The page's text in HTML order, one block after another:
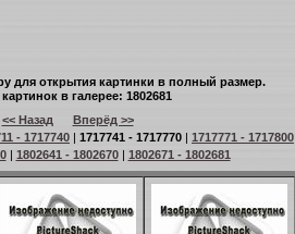
для открытия картинки в полный размер.
в галерее: 1802681
<< Назад
Вперёд >>
- 1717740 | 1717741 - 1717770 | 1717771 - 1717800
| 1802641 - 1802670| 1802671 - 1802681